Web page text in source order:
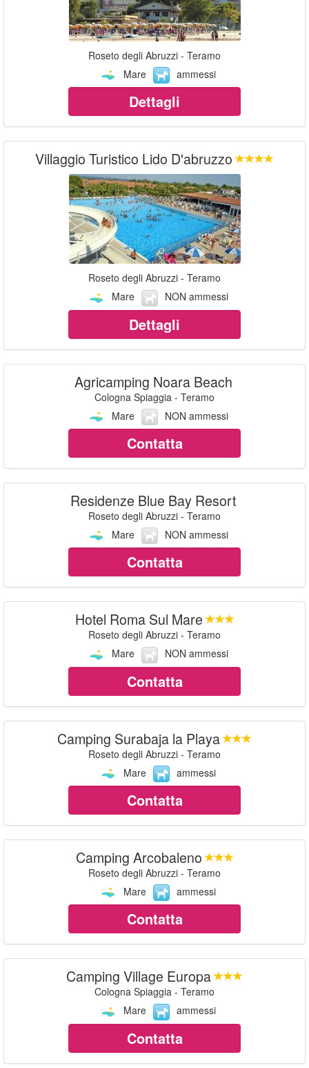
Roseto degli Abruzzi - Teramo
Mare
ammessi
Dettagli
Villaggio Turistico Lido D'abruzzo
Roseto degli Abruzzi - Teramo
Mare
NON ammessi
Dettagli
Agricamping Noara Beach
Cologna Spiaggia - Teramo
Mare
NON ammessi
Contatta
Residenze Blue Bay Resort
Roseto degli Abruzzi - Teramo
Mare
NON ammessi
Contatta
Hotel Roma Sul Mare
Roseto degli Abruzzi - Teramo
Mare
NON ammessi
Contatta
Camping Surabaja la Playa
Roseto degli Abruzzi - Teramo
Mare
ammessi
Contatta
Camping Arcobaleno
Roseto degli Abruzzi - Teramo
Mare
ammessi
Contatta
Camping Village Europa
Cologna Spiaggia - Teramo
Mare
ammessi
Contatta